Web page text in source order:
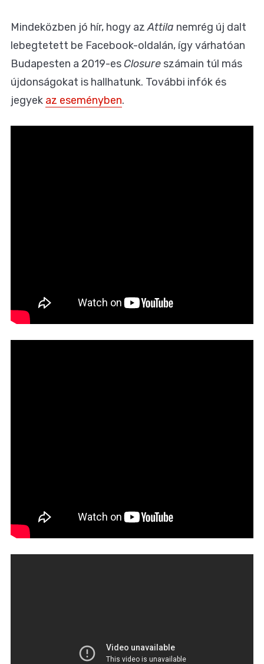
Mindeközben jó hír, hogy azAttila nemrég új dalt
lebegtetett be Facebook-oldalán, így várhatóan
Budapesten a 2019-es Closure számain túl más
újdonságokat is hallhatunk. További infók és
jegyek az eseményben.